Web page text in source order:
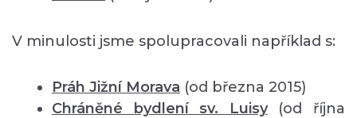
V minulosti jsme spolupracovali například s:
Práh Jižní Morava (od března 2015)
Chráněné bydlení sv. Luisy
(od října